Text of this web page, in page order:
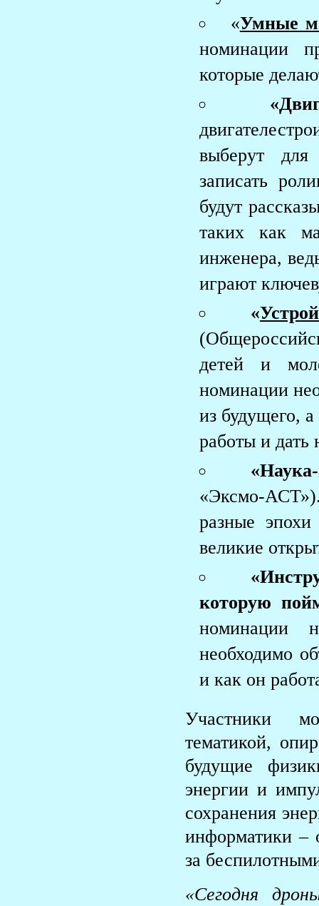
«Умные
номинации
которые
выберут
записать
будут
таких как
инженера,
играют
«
детей и
номинации
из будущего,
работы и дать
«Эксмо-
разные
великие
которую
номинации
необходимо
и как он
Участники
тематикой,
будущие
энергии и
сохранения
информатики –
за
«Сегодня